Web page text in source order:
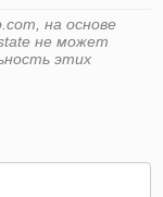
на основе
не может
этих